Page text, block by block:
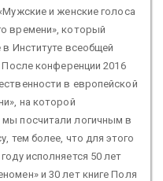
и женские голоса
времени», который
Институте всеобщей
конференции 2016
в европейской
на которой
посчитали логичным в
тем более, что для этого
исполняется 50 лет
и 30 лет книге Поля